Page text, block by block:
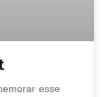
esse